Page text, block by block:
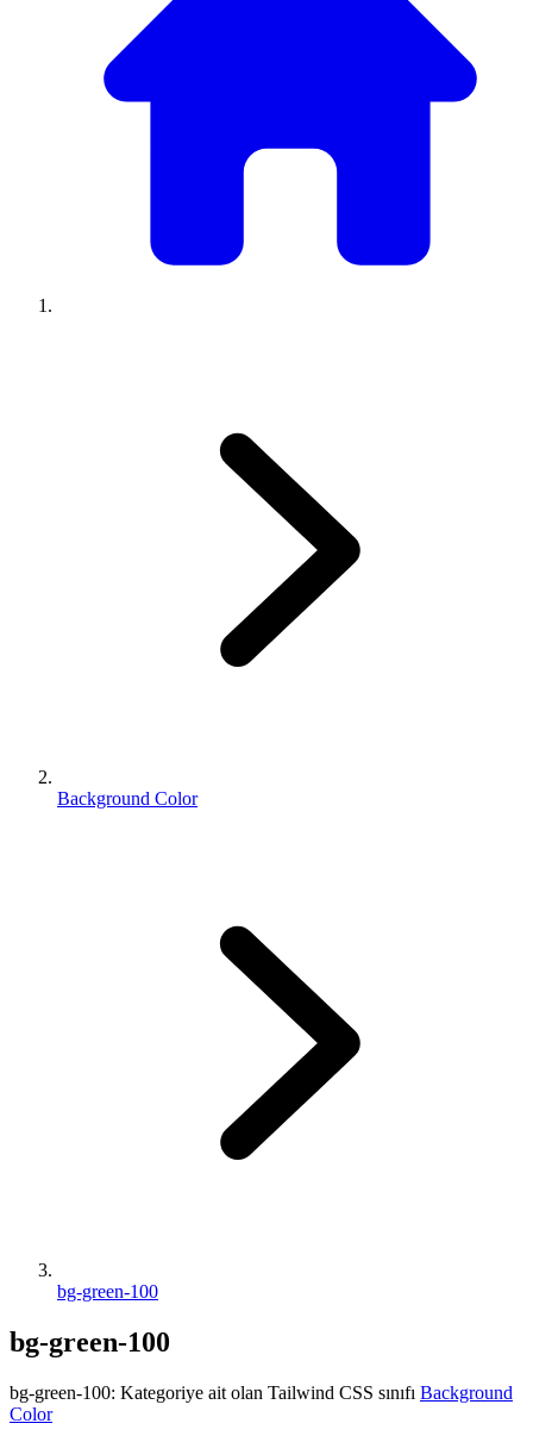
Background Color
bg-green-100
bg-green-100
bg-green-100: Kategoriye ait olan Tailwind CSS sınıfı Background
Color